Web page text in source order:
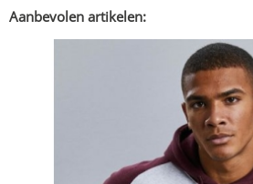
Aanbevolen artikelen: